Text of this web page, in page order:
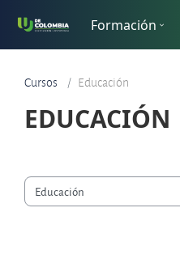
Formación
Cursos Educación
EDUCACIÓN
de curso